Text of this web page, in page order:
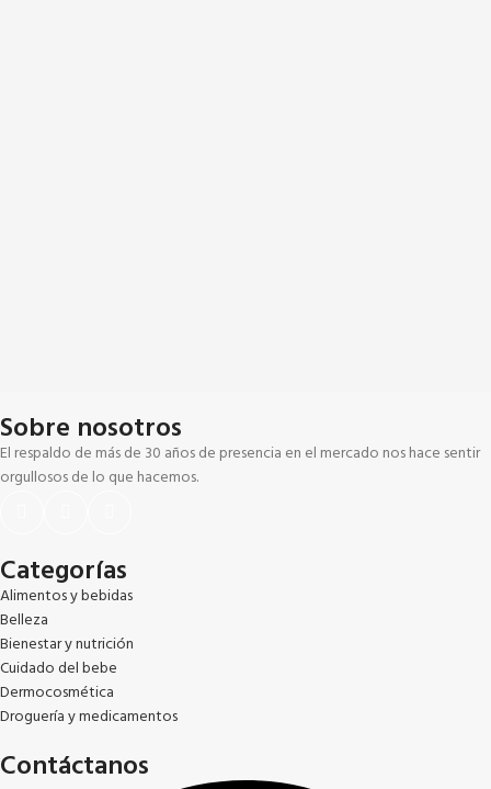
Sobre nosotros
El respaldo de más de 30 años de presencia en el mercado nos hace sentir
orgullosos de lo que hacemos.
Categorías
Alimentos y bebidas
Belleza
Bienestar y nutrición
Cuidado del bebe
Dermocosmética
Droguería y medicamentos
Contáctanos